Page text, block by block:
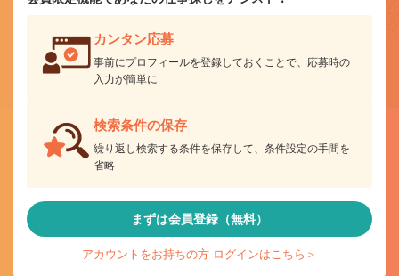
カンタン応募
事前にプロフィールを登録しておくことで、応募時の
入力が簡単に
検索条件の保存
繰り返し検索する条件を保存して、条件設定の手間を
省略
まずは会員登録（無料）
アカウントをお持ちの方 ログインはこちら＞